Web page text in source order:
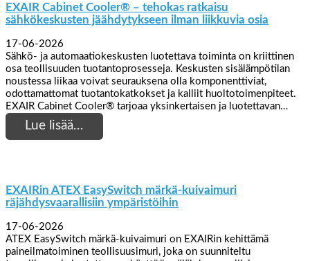
EXAIR Cabinet Cooler® – tehokas ratkaisu
sähkökeskusten jäähdytykseen ilman liikkuvia osia
17-06-2026
Sähkö- ja automaatiokeskusten luotettava toiminta on kriittinen
osa teollisuuden tuotantoprosesseja. Keskusten sisälämpötilan
noustessa liikaa voivat seurauksena olla komponenttiviat,
odottamattomat tuotantokatkokset ja kalliit huoltotoimenpiteet.
EXAIR Cabinet Cooler® tarjoaa yksinkertaisen ja luotettavan…
Lue lisää…
EXAIRin ATEX EasySwitch märkä-kuivaimuri
räjähdysvaarallisiin ympäristöihin
17-06-2026
ATEX EasySwitch märkä-kuivaimuri on EXAIRin kehittämä
paineilmatoiminen teollisuusimuri, joka on suunniteltu